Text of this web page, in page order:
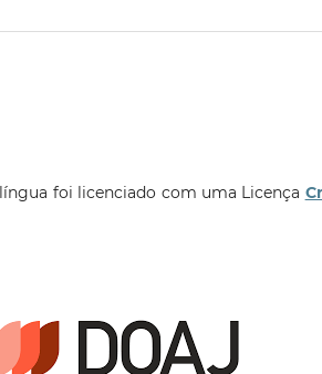
foi licenciado com uma Licença